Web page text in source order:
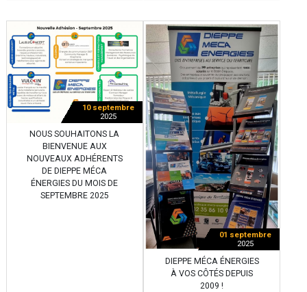
10 septembre
2025
NOUS SOUHAITONS LA
BIENVENUE AUX
NOUVEAUX ADHÉRENTS
DE DIEPPE MÉCA
ÉNERGIES DU MOIS DE
SEPTEMBRE 2025
01 septembre
2025
DIEPPE MÉCA ÉNERGIES
À VOS CÔTÉS DEPUIS
2009 !